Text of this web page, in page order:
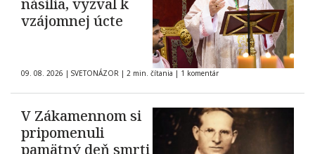
násilia, vyzval k
vzájomnej úcte
09. 08. 2026 | SVETONÁZOR | 2 min. čítania | 1 komentár
V Zákamennom si
pripomenuli
pamätný deň smrti